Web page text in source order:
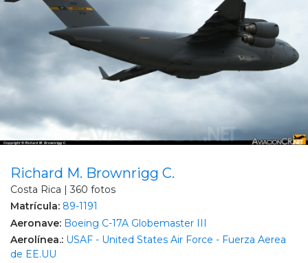
Richard M. Brownrigg C.
Costa Rica | 360 fotos
Matrícula: 89-1191
Aeronave: Boeing C-17A Globemaster III
Aerolínea.: USAF - United States Air Force - Fuerza Aerea
de EE.UU